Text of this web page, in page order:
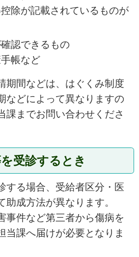
除が記載されているものが
認できるもの
帳など
期間などは、はぐくみ制度
などによって異なりますの
課までお問い合わせくださ
受診するとき
する場合、受給者区分・医
助成方法が異なります。
事件など第三者から傷病を
当課へ届けが必要となりま